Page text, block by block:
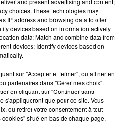
directives du parti communiste
a admis que certains de ses
des journalistes américains,
avoir pris des mesures
à l'avenir.
and present advertising and content;
choices. These technologies may
IP address and browsing data to offer
devices based on information actively
data; Match and combine data from
devices; Identify devices based on
sur "Accepter et fermer", ou affiner en
partenaires dans "Gérer mes choix".
en cliquant sur "Continuer sans
s'appliqueront que pour ce site. Vous
ou retirer votre consentement à tout
situé en bas de chaque page.